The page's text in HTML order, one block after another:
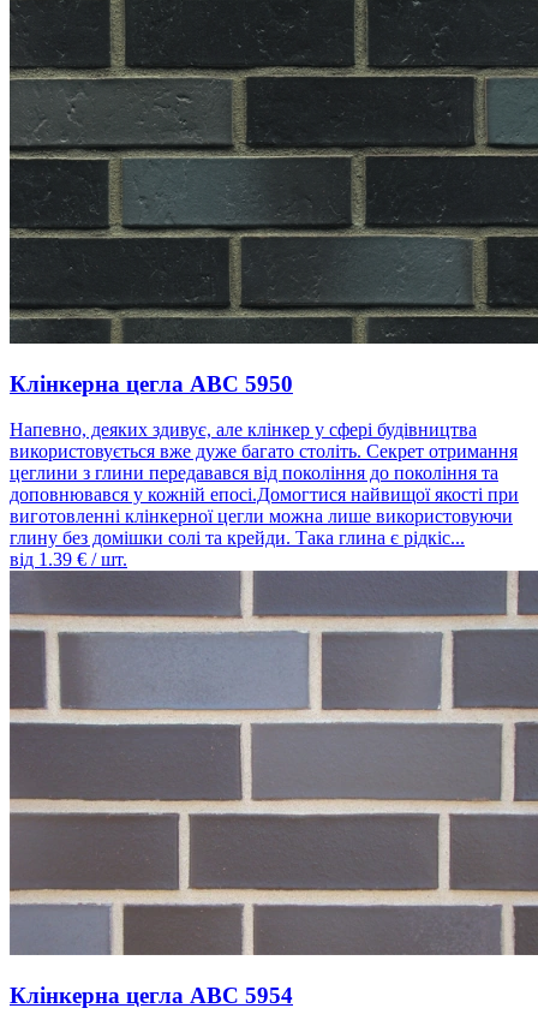
Клінкерна цегла ABC 5950
Напевно, деяких здивує, але клінкер у сфері будівництва
використовується вже дуже багато століть. Секрет отримання
цеглини з глини передавався від покоління до покоління та
доповнювався у кожній епосі.Домогтися найвищої якості при
виготовленні клінкерної цегли можна лише використовуючи
глину без домішки солі та крейди. Така глина є рідкіс...
від 1.39 € / шт.
Клінкерна цегла ABC 5954